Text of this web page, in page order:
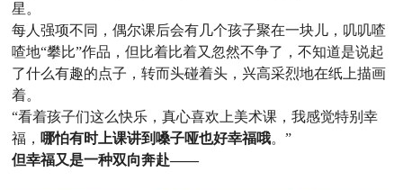
星。
每人强项不同，偶尔课后会有几个孩子聚在一块儿，叽叽喳
喳地“攀比”作品，但比着比着又忽然不争了，不知道是说起
了什么有趣的点子，转而头碰着头，兴高采烈地在纸上描画
着。
“看着孩子们这么快乐，真心喜欢上美术课，我感觉特别幸
福， 哪怕有时上课讲到嗓子哑也好幸福哦。”
但幸福又是一种双向奔赴——